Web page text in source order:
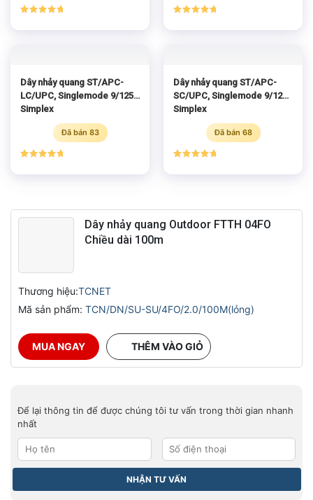
hạng5.00
hạng5.00
Dây nhảy quang ST/APC-
LC/UPC, Singlemode 9/125
Simplex
Đã bán 83
hạng5.00
Dây nhảy quang ST/APC-
SC/UPC, Singlemode 9/125
Simplex
Đã bán 68
hạng5.00
Dây nhảy quang Outdoor FTTH 04FO
Chiều dài 100m
Thương hiệu:TCNET
Mã sản phẩm: TCN/DN/SU-SU/4FO/2.0/100M(lỏng)
MUA NGAY THÊM VÀO GIỎ
Để lại thông tin để được chúng tôi tư vấn trong thời gian nhanh
nhất